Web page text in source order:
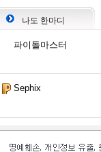
나도 한마디
파이돌마스터
Sephix